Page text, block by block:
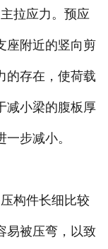
拉应力。预应
座附近的竖向剪
的存在，使荷载
减小梁的腹板厚
步减小。
构件长细比较
易被压弯，以致